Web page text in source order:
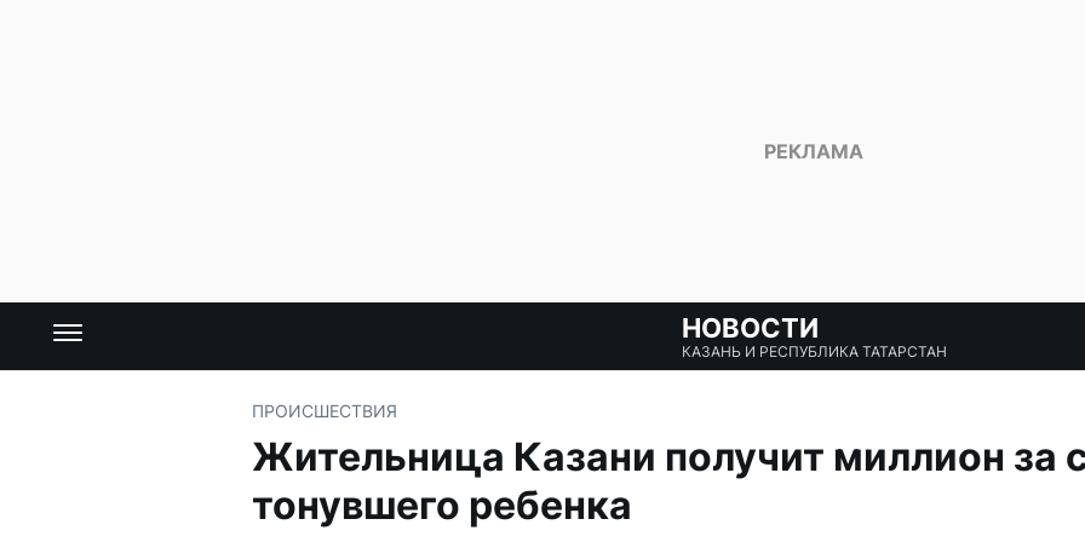
НОВОСТИ
КАЗАНЬ И РЕСПУБЛИКА ТАТАРСТАН
ПРОИСШЕСТВИЯ
Жительница Казани получит миллион за
тонувшего ребенка